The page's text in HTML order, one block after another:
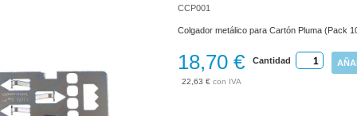
CCP001
Colgador metálico para Cartón Pluma (Pack
22,63 €
18,70 € Cantidad